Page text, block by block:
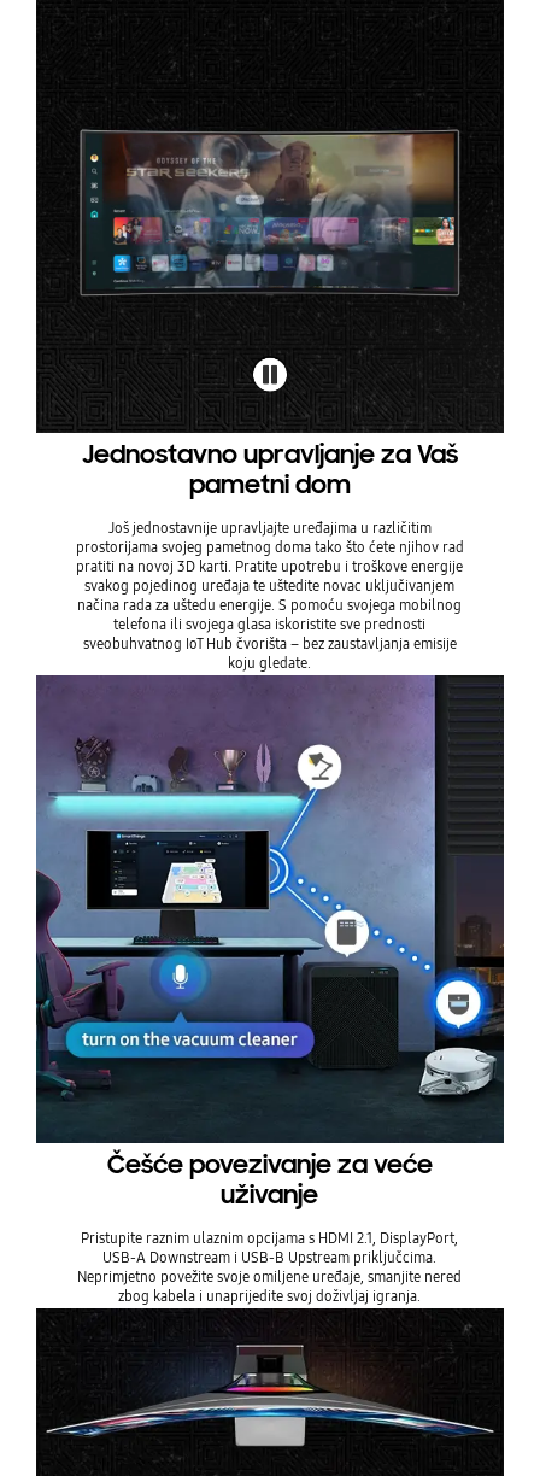
Jednostavno upravljanje za Vaš
pametni dom
Još jednostavnije upravljajte uređajima u različitim
prostorijama svojeg pametnog doma tako što ćete njihov rad
pratiti na novoj 3D karti. Pratite upotrebu i troškove energije
svakog pojedinog uređaja te uštedite novac uključivanjem
načina rada za uštedu energije. S pomoću svojega mobilnog
telefona ili svojega glasa iskoristite sve prednosti
sveobuhvatnog IoT Hub čvorišta – bez zaustavljanja emisije
koju gledate.
Češće povezivanje za veće
uživanje
Pristupite raznim ulaznim opcijama s HDMI 2.1, DisplayPort,
USB-A Downstream i USB-B Upstream priključcima.
Neprimjetno povežite svoje omiljene uređaje, smanjite nered
zbog kabela i unaprijedite svoj doživljaj igranja.